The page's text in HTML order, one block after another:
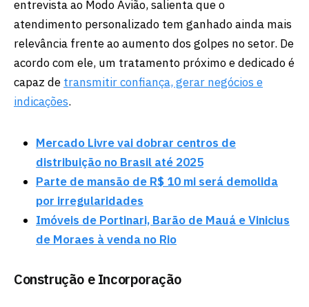
entrevista ao Modo Avião, salienta que o
atendimento personalizado tem ganhado ainda mais
relevância frente ao aumento dos golpes no setor. De
acordo com ele, um tratamento próximo e dedicado é
capaz de transmitir confiança, gerar negócios e
indicações.
Mercado Livre vai dobrar centros de
distribuição no Brasil até 2025
Parte de mansão de R$ 10 mi será demolida
por irregularidades
Imóveis de Portinari, Barão de Mauá e Vinicius
de Moraes à venda no Rio
Construção e Incorporação